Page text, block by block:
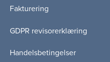
Fakturering
GDPR revisorerklæring
Handelsbetingelser